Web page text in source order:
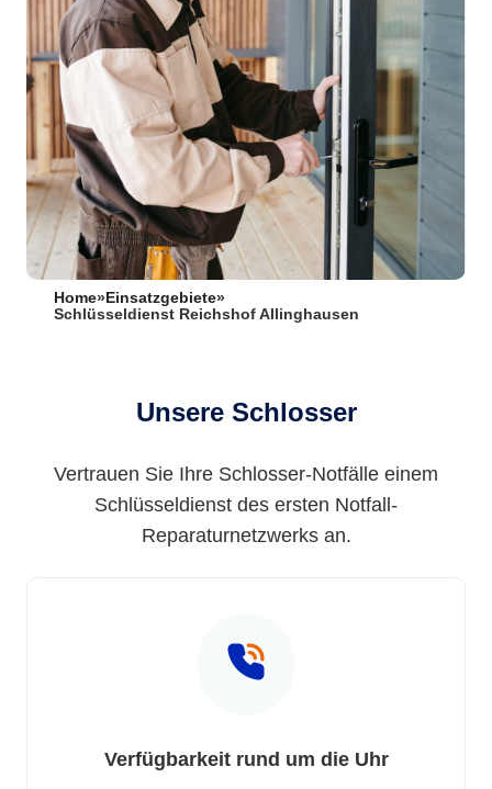
Home» Einsatzgebiete»
Schlüsseldienst Reichshof Allinghausen
Unsere Schlosser
Vertrauen Sie Ihre Schlosser-Notfälle einem
Schlüsseldienst des ersten Notfall-
Reparaturnetzwerks an.
Verfügbarkeit rund um die Uhr